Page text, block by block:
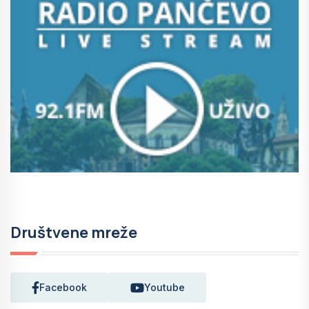
Društvene mreže
Facebook Youtube